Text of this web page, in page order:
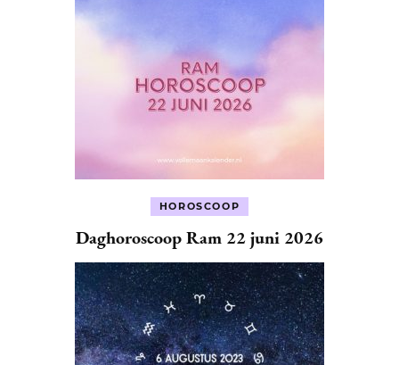
HOROSCOOP
Daghoroscoop Ram 22 juni 2026